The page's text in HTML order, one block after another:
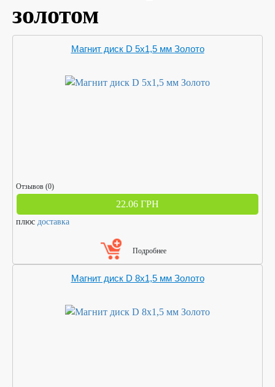
золотом
Магнит диск D 5х1,5 мм Золото
Отзывов (0)
22.06 ГРН
плюс доставка
Подробнее
Магнит диск D 8х1,5 мм Золото